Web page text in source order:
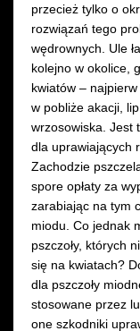
przecież tylko o
rozwiązań tego
wędrownych. Ule
kolejno w okolice,
kwiatów –
w pobliże akacji,
wrzosowiska. Jest
dla uprawiających
Zachodzie
spore opłaty za
zarabiając na tym
miodu. Co jednak
pszczoły, których
się na kwiatach?
dla pszczoły
stosowane przez
one szkodniki